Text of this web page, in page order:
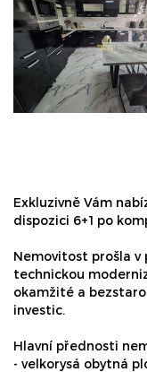
Exkluzivně Vám
dispozici 6+1 po
Nemovitost prošla v
technickou
okamžité a
investic.
Hlavní přednosti
- velkorysá obytná